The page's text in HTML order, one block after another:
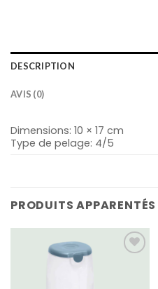
DESCRIPTION
AVIS (0)
Dimensions: 10 × 17 cm
Type de pelage: 4/5
PRODUITS APPARENTÉS